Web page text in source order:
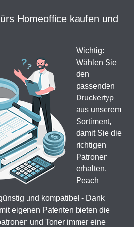
Homeoffice kaufen und
Wichtig:
Wählen Sie
den
passenden
Druckertyp
aus unserem
Sortiment,
damit Sie die
richtigen
Patronen
erhalten.
Peach
und kompatibel - Dank
eigenen Patenten bieten die
und Toner immer eine